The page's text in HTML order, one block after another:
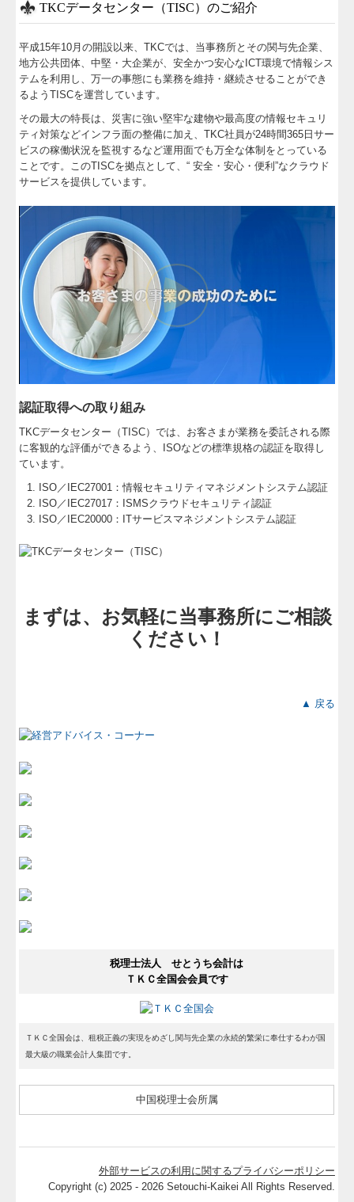
税理士法人 せとうち会計は
ＴＫＣ全国会会員です
ＴＫＣ全国会は、租税正義の実現をめざし関与先企業の永続的繁栄に奉仕するわが国
最大級の職業会計人集団です。
中国税理士会所属
TKCデータセンター（TISC）のご紹介
平成15年10月の開設以来、TKCでは、当事務所とその関与先企業、
地方公共団体、中堅・大企業が、安全かつ安心なICT環境で情報シス
テムを利用し、万一の事態にも業務を維持・継続させることができ
るようTISCを運営しています。
その最大の特長は、災害に強い堅牢な建物や最高度の情報セキュリ
ティ対策などインフラ面の整備に加え、TKC社員が24時間365日サー
ビスの稼働状況を監視するなど運用面でも万全な体制をとっている
ことです。このTISCを拠点として、“ 安全・安心・便利”なクラウド
サービスを提供しています。
認証取得への取り組み
TKCデータセンター（TISC）では、お客さまが業務を委託される際
に客観的な評価ができるよう、ISOなどの標準規格の認証を取得し
ています。
ISO／IEC27001：情報セキュリティマネジメントシステム認証
ISO／IEC27017：ISMSクラウドセキュリティ認証
ISO／IEC20000：ITサービスマネジメントシステム認証
まずは、お気軽に当事務所にご相談
ください！
▲ 戻る
外部サービスの利用に関するプライバシーポリシー
Copyright (c) 2025 - 2026 Setouchi-Kaikei All Rights Reserved.